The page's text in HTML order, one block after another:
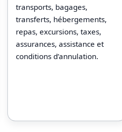
transports, bagages,
transferts, hébergements,
repas, excursions, taxes,
assurances, assistance et
conditions d’annulation.